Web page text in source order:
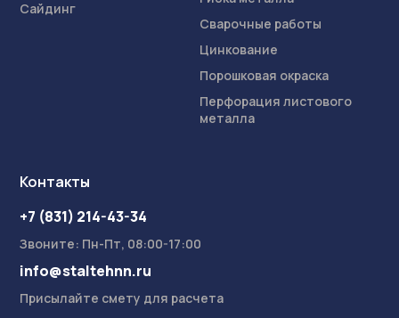
Сайдинг
Сварочные работы
Цинкование
Порошковая окраска
Перфорация листового
металла
Контакты
+7 (831) 214-43-34
Звоните: Пн-Пт, 08:00-17:00
info@staltehnn.ru
Присылайте смету для расчета